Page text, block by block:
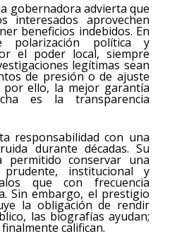
gobernadora advierta que
interesados aprovechen
beneficios indebidos. En
política y
el poder local, siempre
legítimas sean
de presión o de ajuste
por ello, la mejor garantía
es la transparencia
responsabilidad con una
durante décadas. Su
conservar una
institucional y
que con frecuencia
Sin embargo, el prestigio
la obligación de rendir
las biografías ayudan;
califican.